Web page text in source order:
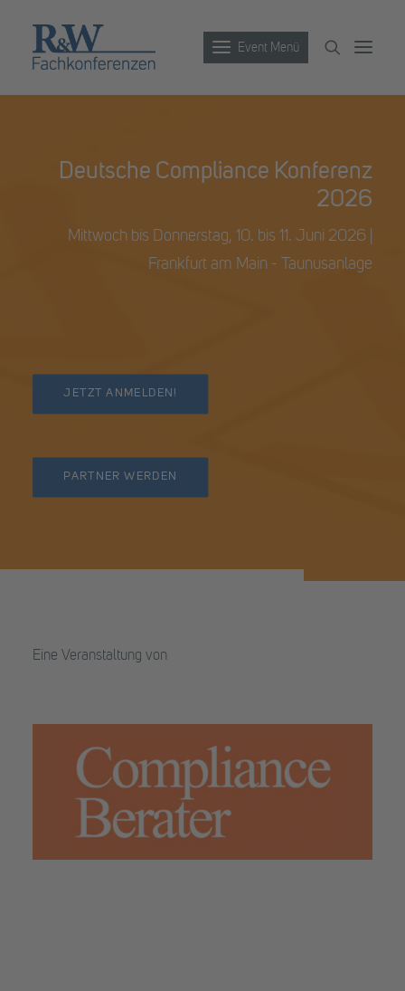
Event Menü
Partner werden
Deutsche Compliance Konferenz
2026
Mittwoch bis Donnerstag, 10. bis 11. Juni 2026 |
Frankfurt am Main - Taunusanlage
JETZT ANMELDEN!
PARTNER WERDEN
Eine Veranstaltung von